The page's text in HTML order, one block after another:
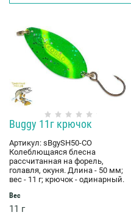
Buggy 11г крючок
Артикул: sBgySH50-CO
Колеблющаяся блесна
рассчитанная на форель,
голавля, окуня. Длина - 50 мм;
вес - 11 г; крючок - одинарный.
Вес
11 г